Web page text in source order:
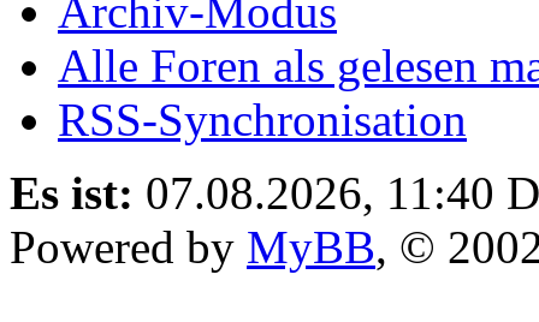
Archiv-Modus
Alle Foren als gelesen
RSS-Synchronisation
Es ist: 07.08.2026, 11:40
Powered by MyBB, ©